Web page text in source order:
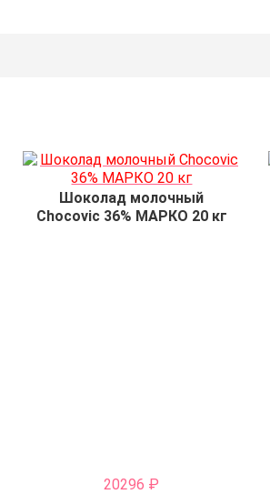
Шоколад молочный
Chocovic 36% МАРКО 20 кг
20296 ₽